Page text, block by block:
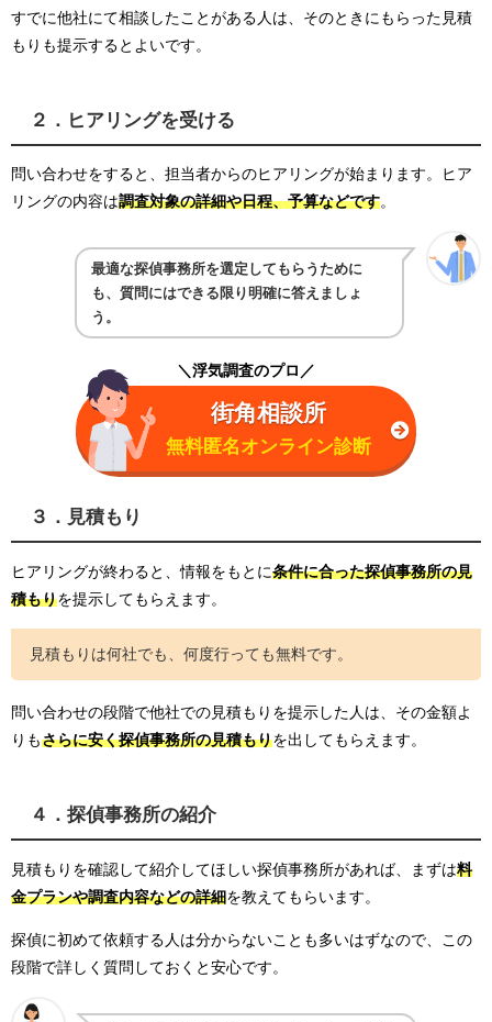
すでに他社にて相談したことがある人は、そのときにもらった見積
もりも提示するとよいです。
２．ヒアリングを受ける
問い合わせをすると、担当者からのヒアリングが始まります。ヒア
リングの内容は調査対象の詳細や日程、予算などです。
最適な探偵事務所を選定してもらうために
も、質問にはできる限り明確に答えましょ
う。
＼浮気調査のプロ／
街角相談所
無料匿名オンライン診断
３．見積もり
ヒアリングが終わると、情報をもとに条件に合った探偵事務所の見
積もりを提示してもらえます。
見積もりは何社でも、何度行っても無料です。
問い合わせの段階で他社での見積もりを提示した人は、その金額よ
りもさらに安く探偵事務所の見積もりを出してもらえます。
４．探偵事務所の紹介
見積もりを確認して紹介してほしい探偵事務所があれば、まずは料
金プランや調査内容などの詳細を教えてもらいます。
探偵に初めて依頼する人は分からないことも多いはずなので、この
段階で詳しく質問しておくと安心です。